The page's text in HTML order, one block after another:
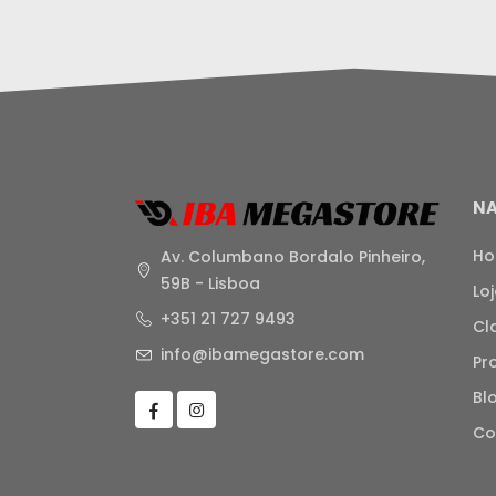
Av. Columbano Bordalo Pinheiro,
59B - Lisboa
+351 21 727 9493
info@ibamegastore.com